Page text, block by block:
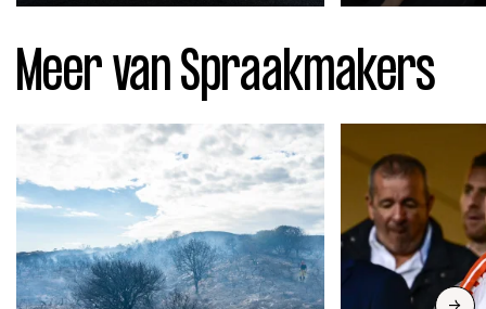
Meer van Spraakmakers